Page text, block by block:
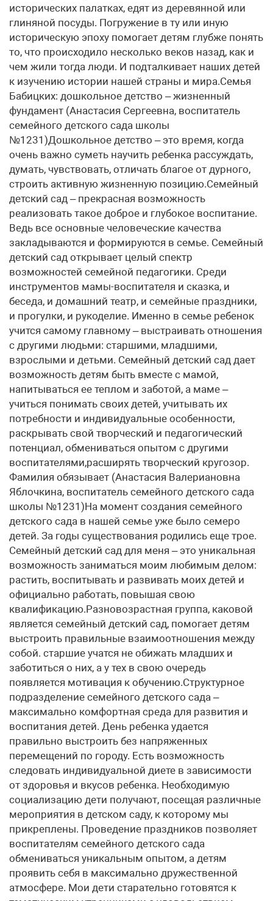
исторических палатках, едят из деревянной или
глиняной посуды. Погружение в ту или иную
историческую эпоху помогает детям глубже понять
то, что происходило несколько веков назад, как и
чем жили тогда люди. И подталкивает наших детей
к изучению истории нашей страны и мира.Семья
Бабицких: дошкольное детство – жизненный
фундамент (Анастасия Сергеевна, воспитатель
семейного детского сада школы
№1231)Дошкольное детство – это время, когда
очень важно суметь научить ребенка рассуждать,
думать, чувствовать, отличать благое от дурного,
строить активную жизненную позицию.Семейный
детский сад – прекрасная возможность
реализовать такое доброе и глубокое воспитание.
Ведь все основные человеческие качества
закладываются и формируются в семье. Семейный
детский сад открывает целый спектр
возможностей семейной педагогики. Среди
инструментов мамы-воспитателя и сказка, и
беседа, и домашний театр, и семейные праздники,
и прогулки, и рукоделие. Именно в семье ребенок
учится самому главному – выстраивать отношения
с другими людьми: старшими, младшими,
взрослыми и детьми. Семейный детский сад дает
возможность детям быть вместе с мамой,
напитываться ее теплом и заботой, а маме –
учиться понимать своих детей, учитывать их
потребности и индивидуальные особенности,
раскрывать свой творческий и педагогический
потенциал, обмениваться опытом с другими
воспитателями,расширять творческий кругозор.
Фамилия обязывает (Анастасия Валериановна
Яблочкина, воспитатель семейного детского сада
школы №1231)На момент создания семейного
детского сада в нашей семье уже было семеро
детей. За годы существования родились еще трое.
Семейный детский сад для меня – это уникальная
возможность заниматься моим любимым делом:
растить, воспитывать и развивать моих детей и
официально работать, повышая свою
квалификацию.Разновозрастная группа, каковой
является семейный детский сад, помогает детям
выстроить правильные взаимоотношения между
собой. старшие учатся не обижать младших и
заботиться о них, а у тех в свою очередь
появляется мотивация к обучению.Структурное
подразделение семейного детского сада –
максимально комфортная среда для развития и
воспитания детей. День ребенка удается
правильно выстроить без напряженных
перемещений по городу. Есть возможность
следовать индивидуальной диете в зависимости
от здоровья и вкусов ребенка. Необходимую
социализацию дети получают, посещая различные
мероприятия в детском саду, к которому мы
прикреплены. Проведение праздников позволяет
воспитателям семейного детского сада
обмениваться уникальным опытом, а детям
проявить себя в максимально дружественной
атмосфере. Мои дети старательно готовятся к